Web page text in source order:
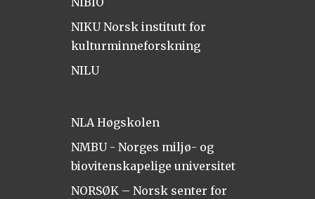
NIKU Norsk institutt for
kulturminneforskning
NILU
NLA Høgskolen
NMBU - Norges miljø- og
biovitenskapelige universitet
NORSØK – Norsk senter for